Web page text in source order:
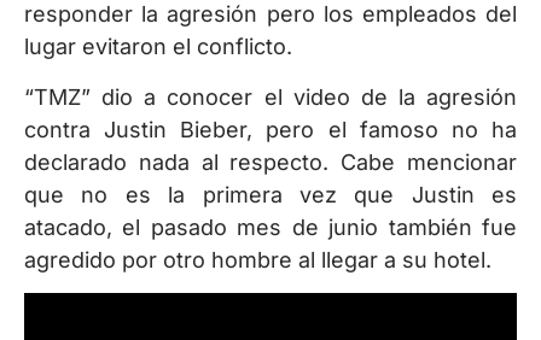
responder la agresión pero los empleados del
lugar evitaron el conflicto.
“TMZ” dio a conocer el video de la agresión
contra Justin Bieber, pero el famoso no ha
declarado nada al respecto. Cabe mencionar
que no es la primera vez que Justin es
atacado, el pasado mes de junio también fue
agredido por otro hombre al llegar a su hotel.